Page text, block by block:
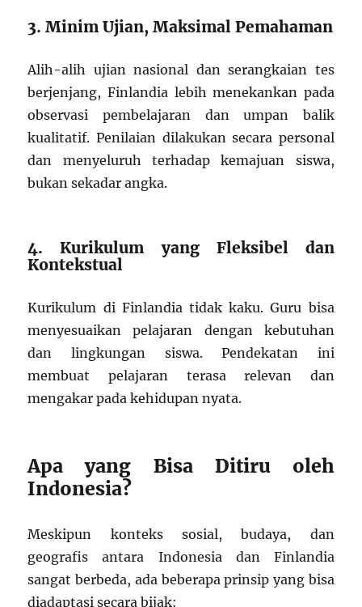
3. Minim Ujian, Maksimal Pemahaman
Alih-alih ujian nasional dan serangkaian tes
berjenjang, Finlandia lebih menekankan pada
observasi pembelajaran dan umpan balik
kualitatif. Penilaian dilakukan secara personal
dan menyeluruh terhadap kemajuan siswa,
bukan sekadar angka.
4. Kurikulum yang Fleksibel dan
Kontekstual
Kurikulum di Finlandia tidak kaku. Guru bisa
menyesuaikan pelajaran dengan kebutuhan
dan lingkungan siswa. Pendekatan ini
membuat pelajaran terasa relevan dan
mengakar pada kehidupan nyata.
Apa yang Bisa Ditiru oleh
Indonesia?
Meskipun konteks sosial, budaya, dan
geografis antara Indonesia dan Finlandia
sangat berbeda, ada beberapa prinsip yang bisa
diadaptasi secara bijak: